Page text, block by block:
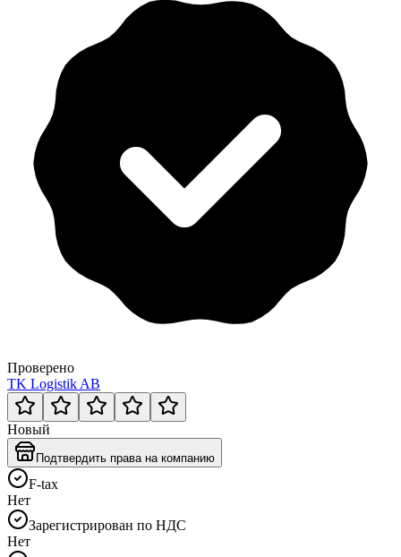
Проверено
TK Logistik AB
Новый
Подтвердить права на компанию
F-tax
Нет
Зарегистрирован по НДС
Нет